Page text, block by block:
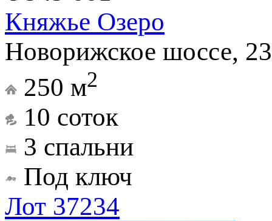
Княжье Озеро
Новорижское шоссе,
250 м2
10 соток
3 спальни
Под ключ
Лот 37234